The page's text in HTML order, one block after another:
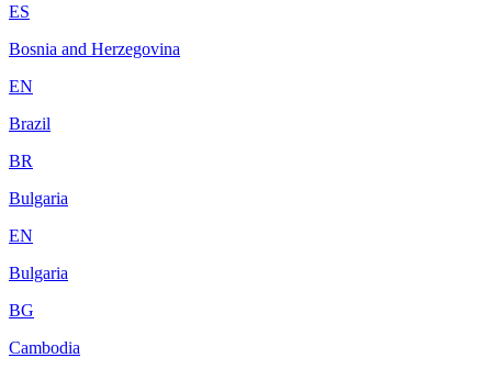
ES
Bosnia and Herzegovina
EN
Brazil
BR
Bulgaria
EN
Bulgaria
BG
Cambodia